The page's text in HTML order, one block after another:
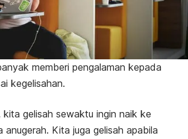
memberi pengalaman kepada
kegelisahan.
gelisah sewaktu ingin naik ke
anugerah. Kita juga gelisah apabila